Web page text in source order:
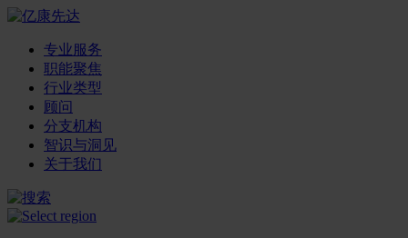
专业服务
职能聚焦
行业类型
顾问
分支机构
智识与洞见
关于我们